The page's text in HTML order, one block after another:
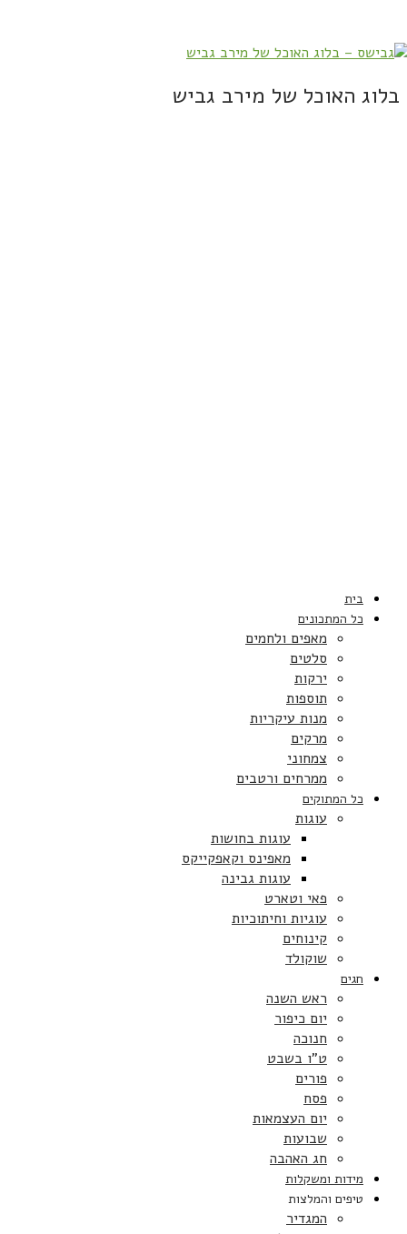
בלוג האוכל של מירב גביש
בית
כל המתכונים
מאפים ולחמים
סלטים
ירקות
תוספות
מנות עיקריות
מרקים
צמחוני
ממרחים ורטבים
כל המתוקים
עוגות
עוגות בחושות
מאפינס וקאפקייקס
עוגות גבינה
פאי וטארט
עוגיות וחיתוכיות
קינוחים
שוקולד
חגים
ראש השנה
יום כיפור
חנוכה
ט”ו בשבט
פורים
פסח
יום העצמאות
שבועות
חג האהבה
מידות ומשקלות
טיפים והמלצות
המגדיר